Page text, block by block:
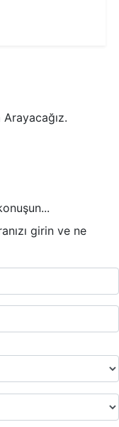
Arayacağız.
girin ve ne